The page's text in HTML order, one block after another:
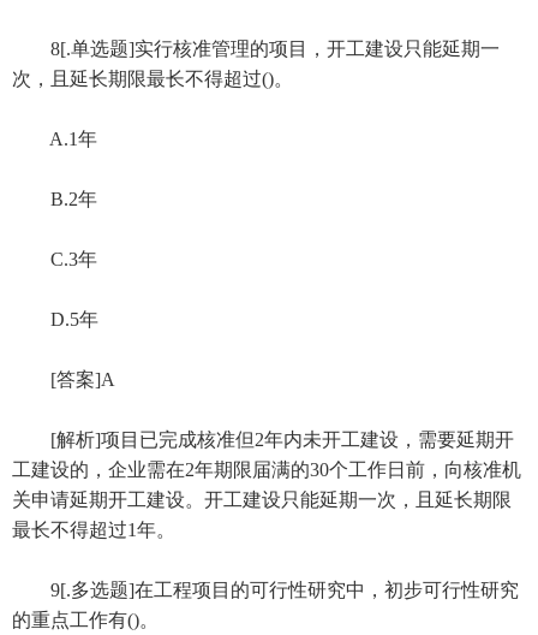
8[.单选题]实行核准管理的项目，开工建设只能延期一
次，且延长期限最长不得超过()。
A.1年
B.2年
C.3年
D.5年
[答案]A
[解析]项目已完成核准但2年内未开工建设，需要延期开
工建设的，企业需在2年期限届满的30个工作日前，向核准机
关申请延期开工建设。开工建设只能延期一次，且延长期限
最长不得超过1年。
9[.多选题]在工程项目的可行性研究中，初步可行性研究
的重点工作有()。